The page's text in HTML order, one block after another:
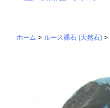
ホーム > ルース裸石 (天然石) >